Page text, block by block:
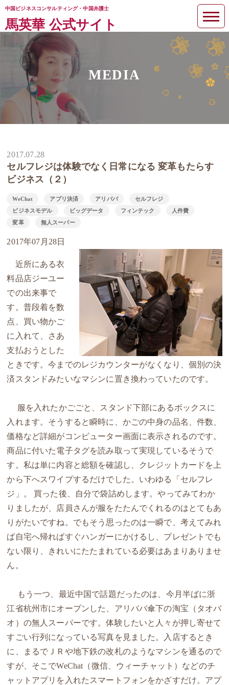
中国ビジネスコンサルティング・中国弁護士
馬英華 公式サイト
MEDIA
2017.07.28
セルフレジは体験でなく日常になる 変革もたらす
ビジネス（２）
WeChat アプリ決済 アリババ
セルフレジ
ビジネスモデル
ビッグデータ フィンテック
人件費
変革
無人スーパー
2017年07月28日
近所にある衣
料品店ジーユー
での出来事で
す。普段着を数
点、買い物かご
に入れて、さあ
支払おうとした
ときです。今までのレジカウンターがなくなり、個別の決
済スタンドみたいなマシンに置き換わっていたのです。
服を入れたかごごと、スタンド下部にあるボックスに
入れます。そうすると瞬時に、かごの中身の品名、件数、
価格など詳細がコンピューター画面に表示されるのです。
商品に付いた電子タグを読み取って実現しているそうで
す。私は単に内容と総額を確認し、クレジットカードを上
から下へスワイプするだけでした。いわゆる「セルフレ
ジ」。 買った後、自分で袋詰めします。やってみてわか
りましたが、店員さんが服をたたんでくれるのはとてもあ
りがたいですね。でもそう思ったのは一瞬で、考えてみれ
ば自宅へ帰ればすぐハンガーにかけるし、プレゼントでも
ない限り、きれいにたたまれている必要はあまりありませ
ん。
もう一つ、最近中国で話題だったのは、今月半ばに浙
江省杭州市にオープンした、アリババ傘下の淘宝（タオバ
オ）の無人スーパーです。体験したいと人々が押し寄せて
すごい行列になっている写真を見ました。入店するとき
に、まるでＪＲや地下鉄の改札のようなマシンを通るので
すが、そこでWeChat（微信、ウィーチャット）などのチ
ャットアプリを入れたスマートフォンをかざすだけ。アプ